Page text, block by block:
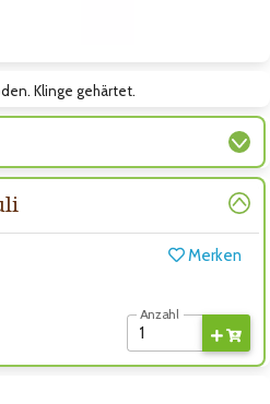
Zum nächsten Bild
Klinge gehärtet.
Merken
Anzahl